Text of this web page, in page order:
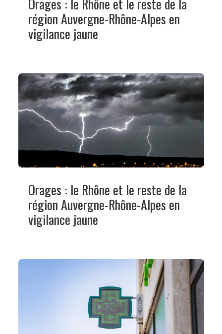
région Auvergne-Rhône-Alpes en
vigilance jaune
Orages : le Rhône et le reste de la
région Auvergne-Rhône-Alpes en
vigilance jaune